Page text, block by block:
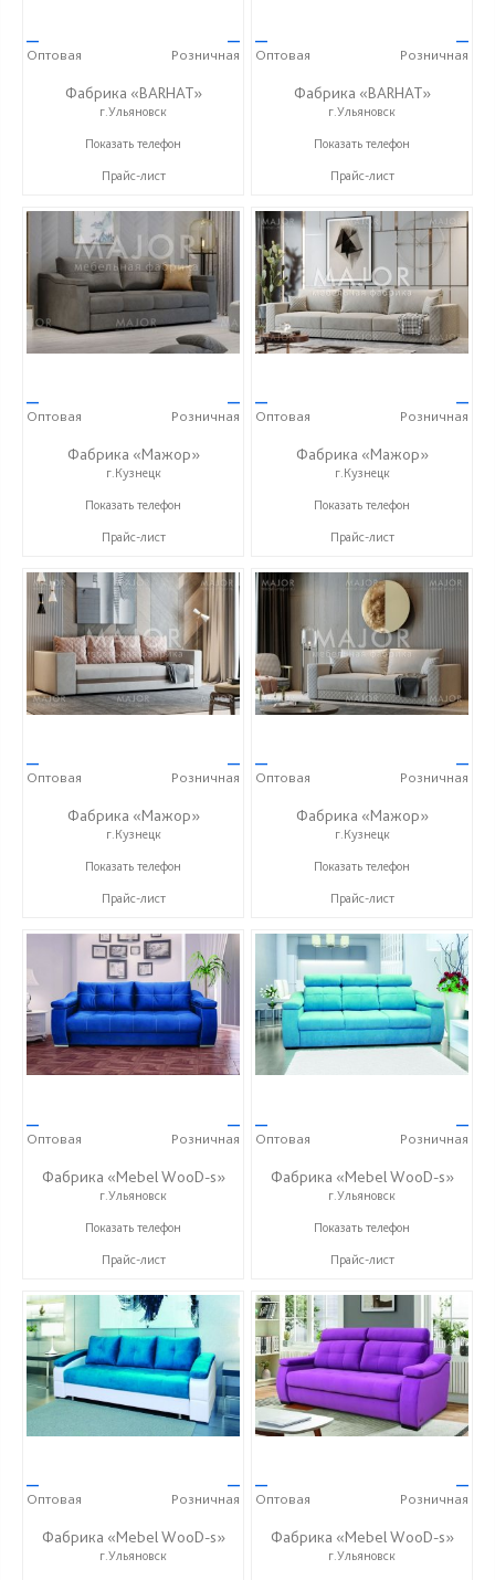
—
Оптовая
—
Розничная
Фабрика «BARHAT»
г.Ульяновск
+7 (996) 219-29-77
Показать телефон
Прайс-лист
—
Оптовая
—
Розничная
Фабрика «BARHAT»
г.Ульяновск
+7 (996) 219-29-77
Показать телефон
Прайс-лист
—
Оптовая
—
Розничная
Фабрика «Мажор»
г.Кузнецк
+7 (999) 611-98-99
Показать телефон
Прайс-лист
—
Оптовая
—
Розничная
Фабрика «Мажор»
г.Кузнецк
+7 (999) 611-98-99
Показать телефон
Прайс-лист
—
Оптовая
—
Розничная
Фабрика «Мажор»
г.Кузнецк
+7 (999) 611-98-99
Показать телефон
Прайс-лист
—
Оптовая
—
Розничная
Фабрика «Мажор»
г.Кузнецк
+7 (999) 611-98-99
Показать телефон
Прайс-лист
—
Оптовая
—
Розничная
Фабрика «Mebel WooD-s»
г.Ульяновск
+7 (906) 140-08-08
Показать телефон
Прайс-лист
—
Оптовая
—
Розничная
Фабрика «Mebel WooD-s»
г.Ульяновск
+7 (906) 140-08-08
Показать телефон
Прайс-лист
—
Оптовая
—
Розничная
Фабрика «Mebel WooD-s»
г.Ульяновск
—
Оптовая
—
Розничная
Фабрика «Mebel WooD-s»
г.Ульяновск